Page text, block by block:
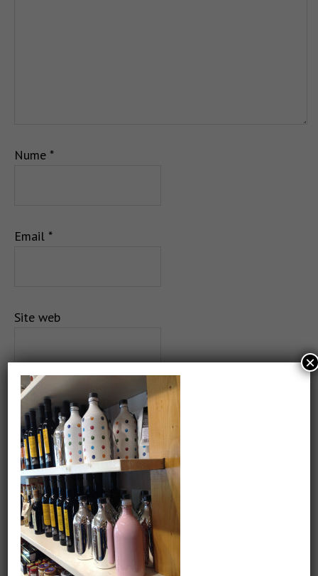
Nume *
Email *
Site web
Salvează-mi numele, emailul și site-ul web în acest
navigator pentru data viitoare când o să comentez.
CAUTARE
×